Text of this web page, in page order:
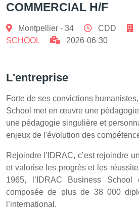
COMMERCIAL H/F
Montpellier - 34 CDD
SCHOOL
2026-06-30
L'entreprise
Forte de ses convictions
School met en œuvre une
une pédagogie singulière et
enjeux de l'évolution des
Rejoindre l’IDRAC, c’est rejoindre
et valorise les progrès et les
1965, l’IDRAC Business School
composée de plus de 38 000
l’international.